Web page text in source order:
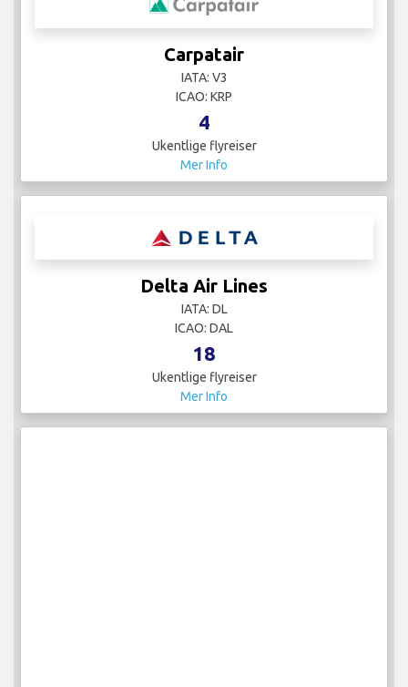
Carpatair
IATA: V3
ICAO: KRP
4
Ukentlige flyreiser
Mer Info
Delta Air Lines
IATA: DL
ICAO: DAL
18
Ukentlige flyreiser
Mer Info